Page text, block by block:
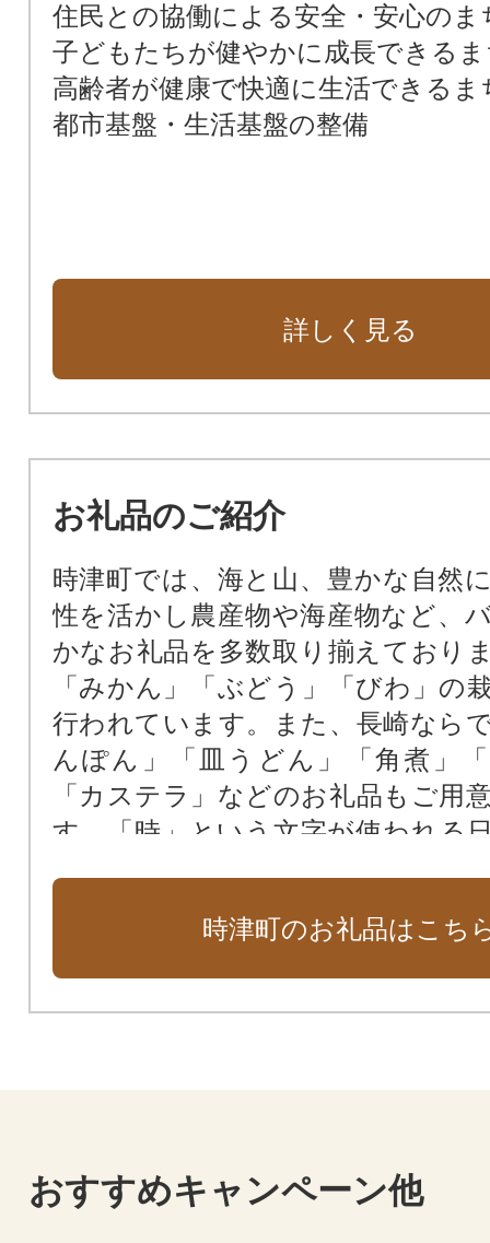
住民との協働による安全・安心のま
子どもたちが健やかに成長できる
高齢者が健康で快適に生活できるま
都市基盤・生活基盤の整備
詳しく見る
お礼品のご紹介
時津町では、海と山、豊かな自然
性を活かし農産物や海産物など、
かなお礼品を多数取り揃えており
「みかん」「ぶどう」「びわ」の
行われています。また、長崎なら
んぽん」「皿うどん」「角煮」
「カステラ」などのお礼品もご用
す。「時」という文字が使われる
時津町のお礼品はこち
おすすめキャンペーン他